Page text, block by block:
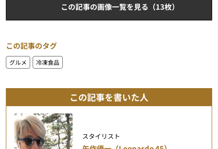
この記事の画像一覧を見る（13枚）
この記事のタグ
グルメ 冷凍食品
この記事を書いた人
スタイリスト